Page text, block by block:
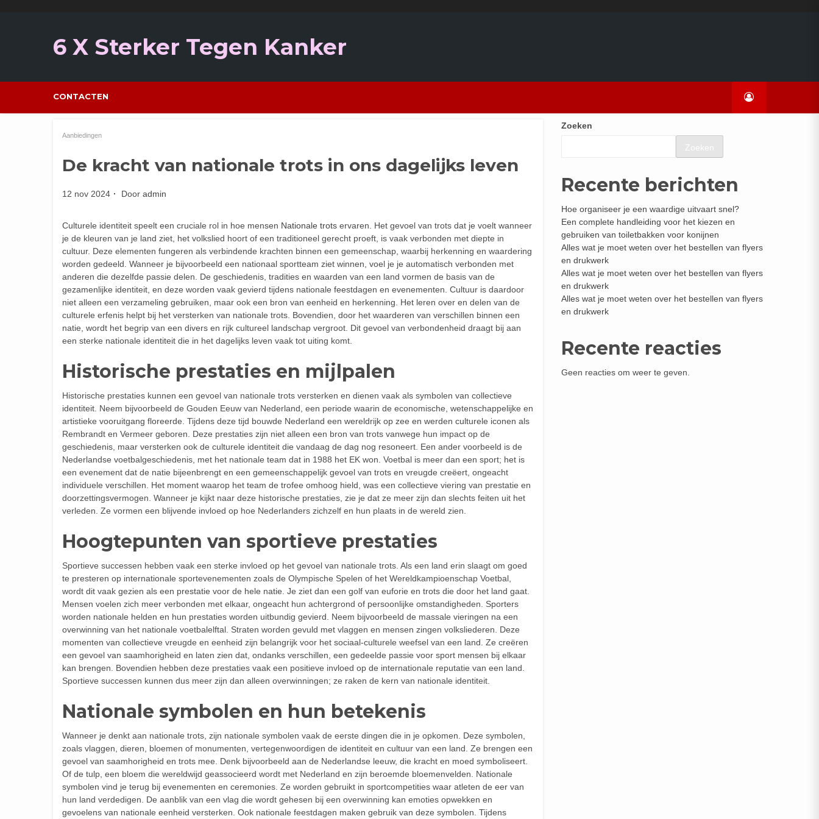
6 X Sterker Tegen Kanker
CONTACTEN
Aanbiedingen
De kracht van nationale trots in ons dagelijks leven
12 nov 2024 Door admin
Culturele identiteit speelt een cruciale rol in hoe mensen Nationale trots ervaren. Het gevoel van trots dat je voelt wanneer
je de kleuren van je land ziet, het volkslied hoort of een traditioneel gerecht proeft, is vaak verbonden met diepte in
cultuur. Deze elementen fungeren als verbindende krachten binnen een gemeenschap, waarbij herkenning en waardering
worden gedeeld. Wanneer je bijvoorbeeld een nationaal sportteam ziet winnen, voel je je automatisch verbonden met
anderen die dezelfde passie delen. De geschiedenis, tradities en waarden van een land vormen de basis van de
gezamenlijke identiteit, en deze worden vaak gevierd tijdens nationale feestdagen en evenementen. Cultuur is daardoor
niet alleen een verzameling gebruiken, maar ook een bron van eenheid en herkenning. Het leren over en delen van de
culturele erfenis helpt bij het versterken van nationale trots. Bovendien, door het waarderen van verschillen binnen een
natie, wordt het begrip van een divers en rijk cultureel landschap vergroot. Dit gevoel van verbondenheid draagt bij aan
een sterke nationale identiteit die in het dagelijks leven vaak tot uiting komt.
Historische prestaties en mijlpalen
Historische prestaties kunnen een gevoel van nationale trots versterken en dienen vaak als symbolen van collectieve
identiteit. Neem bijvoorbeeld de Gouden Eeuw van Nederland, een periode waarin de economische, wetenschappelijke en
artistieke vooruitgang floreerde. Tijdens deze tijd bouwde Nederland een wereldrijk op zee en werden culturele iconen als
Rembrandt en Vermeer geboren. Deze prestaties zijn niet alleen een bron van trots vanwege hun impact op de
geschiedenis, maar versterken ook de culturele identiteit die vandaag de dag nog resoneert. Een ander voorbeeld is de
Nederlandse voetbalgeschiedenis, met het nationale team dat in 1988 het EK won. Voetbal is meer dan een sport; het is
een evenement dat de natie bijeenbrengt en een gemeenschappelijk gevoel van trots en vreugde creëert, ongeacht
individuele verschillen. Het moment waarop het team de trofee omhoog hield, was een collectieve viering van prestatie en
doorzettingsvermogen. Wanneer je kijkt naar deze historische prestaties, zie je dat ze meer zijn dan slechts feiten uit het
verleden. Ze vormen een blijvende invloed op hoe Nederlanders zichzelf en hun plaats in de wereld zien.
Hoogtepunten van sportieve prestaties
Sportieve successen hebben vaak een sterke invloed op het gevoel van nationale trots. Als een land erin slaagt om goed
te presteren op internationale sportevenementen zoals de Olympische Spelen of het Wereldkampioenschap Voetbal,
wordt dit vaak gezien als een prestatie voor de hele natie. Je ziet dan een golf van euforie en trots die door het land gaat.
Mensen voelen zich meer verbonden met elkaar, ongeacht hun achtergrond of persoonlijke omstandigheden. Sporters
worden nationale helden en hun prestaties worden uitbundig gevierd. Neem bijvoorbeeld de massale vieringen na een
overwinning van het nationale voetbalelftal. Straten worden gevuld met vlaggen en mensen zingen volksliederen. Deze
momenten van collectieve vreugde en eenheid zijn belangrijk voor het sociaal-culturele weefsel van een land. Ze creëren
een gevoel van saamhorigheid en laten zien dat, ondanks verschillen, een gedeelde passie voor sport mensen bij elkaar
kan brengen. Bovendien hebben deze prestaties vaak een positieve invloed op de internationale reputatie van een land.
Sportieve successen kunnen dus meer zijn dan alleen overwinningen; ze raken de kern van nationale identiteit.
Nationale symbolen en hun betekenis
Wanneer je denkt aan nationale trots, zijn nationale symbolen vaak de eerste dingen die in je opkomen. Deze symbolen,
zoals vlaggen, dieren, bloemen of monumenten, vertegenwoordigen de identiteit en cultuur van een land. Ze brengen een
gevoel van saamhorigheid en trots mee. Denk bijvoorbeeld aan de Nederlandse leeuw, die kracht en moed symboliseert.
Of de tulp, een bloem die wereldwijd geassocieerd wordt met Nederland en zijn beroemde bloemenvelden. Nationale
symbolen vind je terug bij evenementen en ceremonies. Ze worden gebruikt in sportcompetities waar atleten de eer van
hun land verdedigen. De aanblik van een vlag die wordt gehesen bij een overwinning kan emoties opwekken en
gevoelens van nationale eenheid versterken. Ook nationale feestdagen maken gebruik van deze symbolen. Tijdens
Zoeken
Zoeken
Recente berichten
Hoe organiseer je een waardige uitvaart snel?
Een complete handleiding voor het kiezen en
gebruiken van toiletbakken voor konijnen
Alles wat je moet weten over het bestellen van flyers
en drukwerk
Alles wat je moet weten over het bestellen van flyers
en drukwerk
Alles wat je moet weten over het bestellen van flyers
en drukwerk
Recente reacties
Geen reacties om weer te geven.